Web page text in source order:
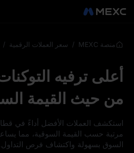
منصة MEXC / سعر العملات الرقمية /
أعلى ترفيه
من حيث القيمة
استكشف العملات الأفضل أداءً في
مرتبة حسب القيمة السوقية، مما
السوق بسهولة واكتشاف فرص التداول.